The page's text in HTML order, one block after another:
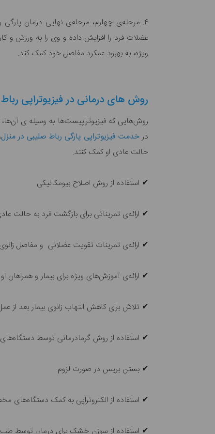
۴. مرحله‌ی چهارم، مرحله‌ی نهایی درمان
عضلات فرد را افزایش داده و وی را به ورزش و
ویژه، به بهبود عمکرد مفاصل خود کمک کند.
روش های درمانی در فیزیوتراپی
روش‌هایی که فیزیوتراپیست‌ها به وسیله ی
درخدمت فیزیوتراپی پارگی رباط صلیبی در منزل
حالت عادی او کمک کنند.
✔ استفاده از روش اصلاح بیومکانیکی
✔ ارائه‌ی تمریناتی برای بازگشت فرد به حالت
✔ ارائه‌ی تمرینات تقویت عضلانی و مفاصل زانوی
✔ ارائه‌ی آموزش‌های ویژه برای بیمار و
✔ تلاش برای کاهش التهاب زانوی بیمار بعد از
✔ استفاده از روش گرما‌درمانی توسط
✔ بستن بریس در صورت لزوم
✔ استفاده از الکتروتراپی به کمک دستگاه‌های
✔ استفاده از سوزن خشک برای درمان توسط طب